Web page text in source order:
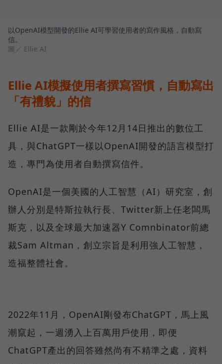
以OpenAI模型開發的Ellie AI可學習使用者的寫作風格，自動寫
信。
圖／ Ellie AI
Ellie AI模擬使用者撰寫習慣，自動寫出
「有禮貌」的信
Ellie AI是一款剛於今年12月14日推出的數位工
具，與ChatGPT一樣以OpenAI開發的語言模型打
造，專門為使用者自動撰寫信件。
OpenAI是一個美國的人工智慧（AI）研究室，創
辦人分別是特斯拉執行長、Twitter新上任老闆馬
斯克，以及全球最大加速器Y Comnbinator前總
裁Sam Altman，創立宗旨是利用強人工智慧，
造福整體社會。
2022年11月，OpenAI剛發布ChatGPT，馬上風
潮竄起，一週湧入上百萬用戶使用，即便
ChatGPT產出的回答雖然尚有不精準之處，資料